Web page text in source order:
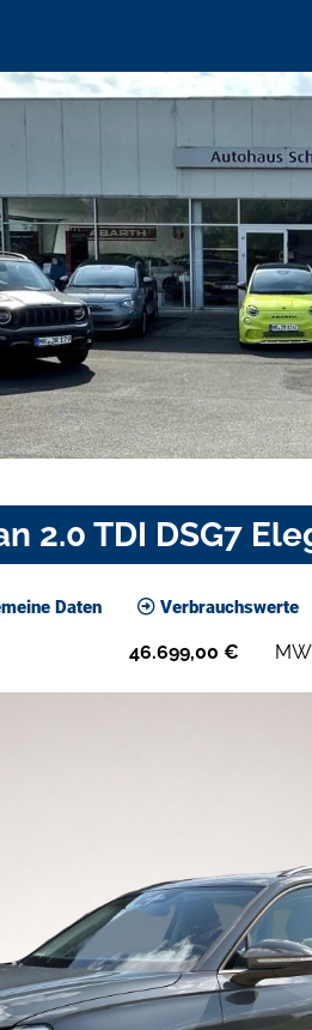
2.0 TDI DSG7
Daten Verbrauchswerte
46.699,00 €